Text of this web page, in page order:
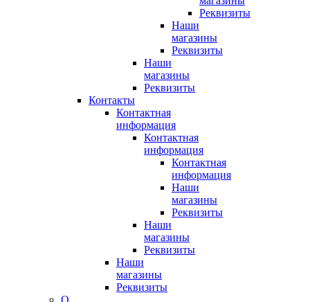
Реквизиты
Наши
магазины
Реквизиты
Наши
магазины
Реквизиты
Контакты
Контактная
информация
Контактная
информация
Контактная
информация
Наши
магазины
Реквизиты
Наши
магазины
Реквизиты
Наши
магазины
Реквизиты
О